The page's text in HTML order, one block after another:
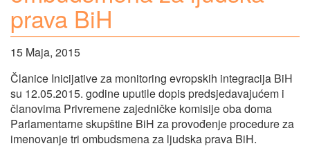
prava BiH
15 Maja, 2015
Članice Inicijative za monitoring evropskih integracija BiH
su 12.05.2015. godine uputile dopis predsjedavajućem i
članovima Privremene zajedničke komisije oba doma
Parlamentarne skupštine BiH za provođenje procedure za
imenovanje tri ombudsmena za ljudska prava BiH.